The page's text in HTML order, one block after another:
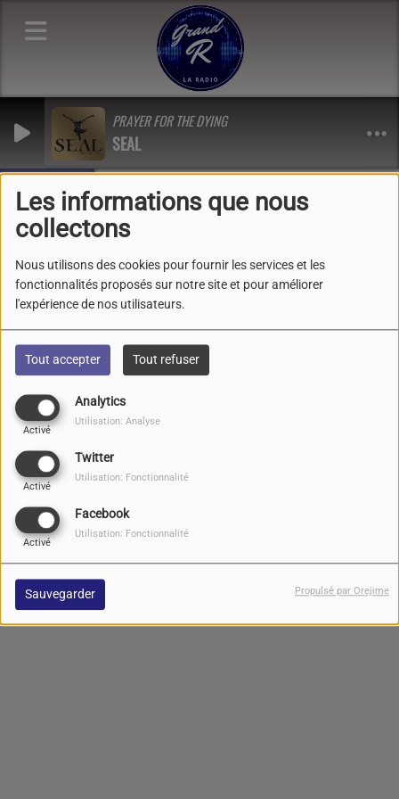
Les informations que nous
collectons
Nous utilisons des cookies pour fournir les services et les
fonctionnalités proposés sur notre site et pour améliorer
l'expérience de nos utilisateurs.
Tout accepter Tout refuser
Analytics
Activé
Utilisation: Analyse
Twitter
Activé
Utilisation: Fonctionnalité
Facebook
Activé
Utilisation: Fonctionnalité
Sauvegarder Propulsé par Orejime
PRAYER FOR THE DYING
SEAL
Les infos !
, au milieu des vieilles pierres et de l’imaginaire 23-24-25 mai
Info Pays Foyen et
Bergeracois
Recherche par date